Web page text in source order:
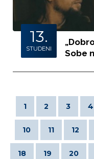
13.
STUDENI
Sobe
1 2 3 4
10 11 12
18 19 20